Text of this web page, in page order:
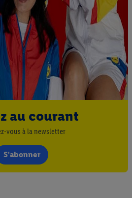
au courant
vous à la newsletter
S'abonner